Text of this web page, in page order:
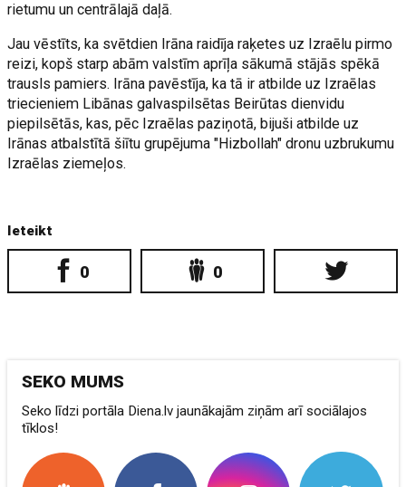
rietumu un centrālajā daļā.
Jau vēstīts, ka svētdien Irāna raidīja raķetes uz Izraēlu pirmo
reizi, kopš starp abām valstīm aprīļa sākumā stājās spēkā
trausls pamiers. Irāna pavēstīja, ka tā ir atbilde uz Izraēlas
triecieniem Libānas galvaspilsētas Beirūtas dienvidu
piepilsētās, kas, pēc Izraēlas paziņotā, bijuši atbilde uz
Irānas atbalstītā šiītu grupējuma "Hizbollah" dronu uzbrukumu
Izraēlas ziemeļos.
Ieteikt
0 0
SEKO MUMS
Seko līdzi portāla Diena.lv jaunākajām ziņām arī sociālajos
tīklos!